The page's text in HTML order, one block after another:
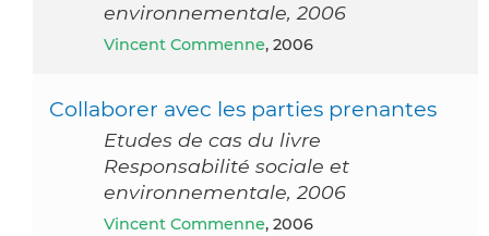
environnementale, 2006
Vincent Commenne, 2006
Collaborer avec les parties prenantes
Etudes de cas du livre
Responsabilité sociale et
environnementale, 2006
Vincent Commenne, 2006